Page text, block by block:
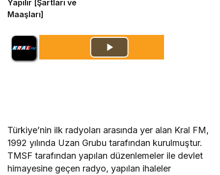
Yapılır [Şartları ve
Maaşları]
Türkiye’nin ilk radyoları arasında yer alan Kral FM,
1992 yılında Uzan Grubu tarafından kurulmuştur.
TMSF tarafından yapılan düzenlemeler ile devlet
himayesine geçen radyo, yapılan ihaleler